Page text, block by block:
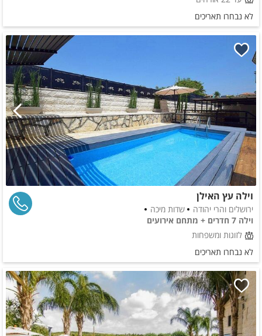
לא נבחרו תאריכים
וילה עץ האילן
ירושלים והרי יהודה
שדות מיכה
וילה 7 חדרים + מתחם אירועים
לזוגות ומשפחות
לא נבחרו תאריכים